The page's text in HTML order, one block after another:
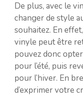
De plus, avec le
changer de style
souhaitez. En
vinyle peut être
pouvez donc
pour l’été, puis
pour l’hiver. En
d’exprimer votre